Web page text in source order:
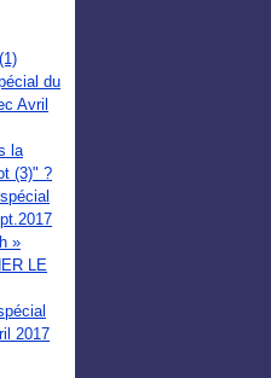
du
Avril
la
(3)" ?
»
LE
2017